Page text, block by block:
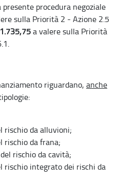
procedura negoziale
sulla Priorità 2 - Azione 2.5
a valere sulla Priorità
riguardano, anche
rischio da alluvioni;
rischio da frana;
rischio da cavità;
rischio integrato dei rischi da